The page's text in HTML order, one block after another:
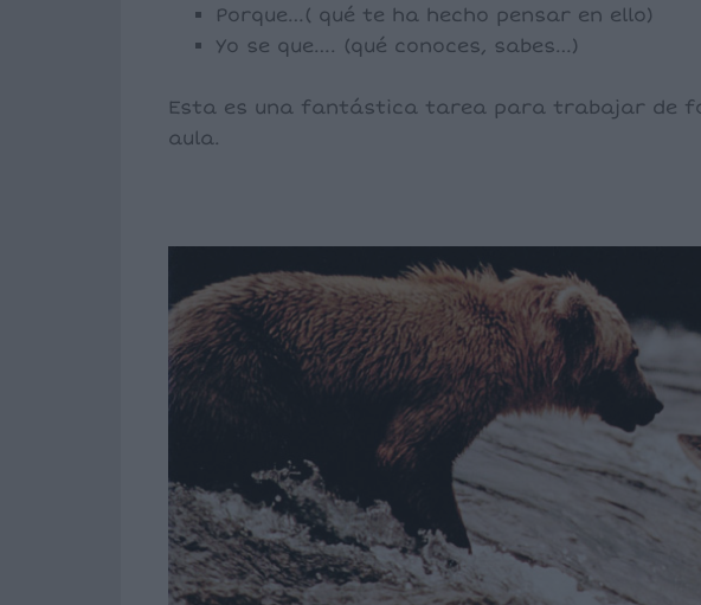
Porque…( qué te ha hecho pensar en ello)
Yo se que…. (qué conoces, sabes…)
Esta es una fantástica tarea para trabajar de
aula.